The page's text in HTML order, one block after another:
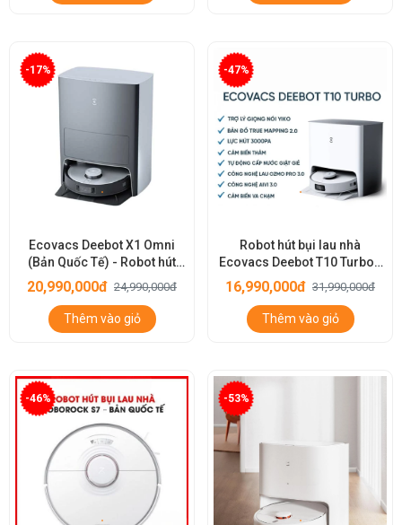
-17%
Ecovacs Deebot X1 Omni
(Bản Quốc Tế) - Robot hút
bụi lau nhà thông minh
20,990,000đ 24,990,000đ
Thêm vào giỏ
-47%
Robot hút bụi lau nhà
Ecovacs Deebot T10 Turbo -
Tự động giặt giẻ lau
16,990,000đ 31,990,000đ
Thêm vào giỏ
-46% -53%